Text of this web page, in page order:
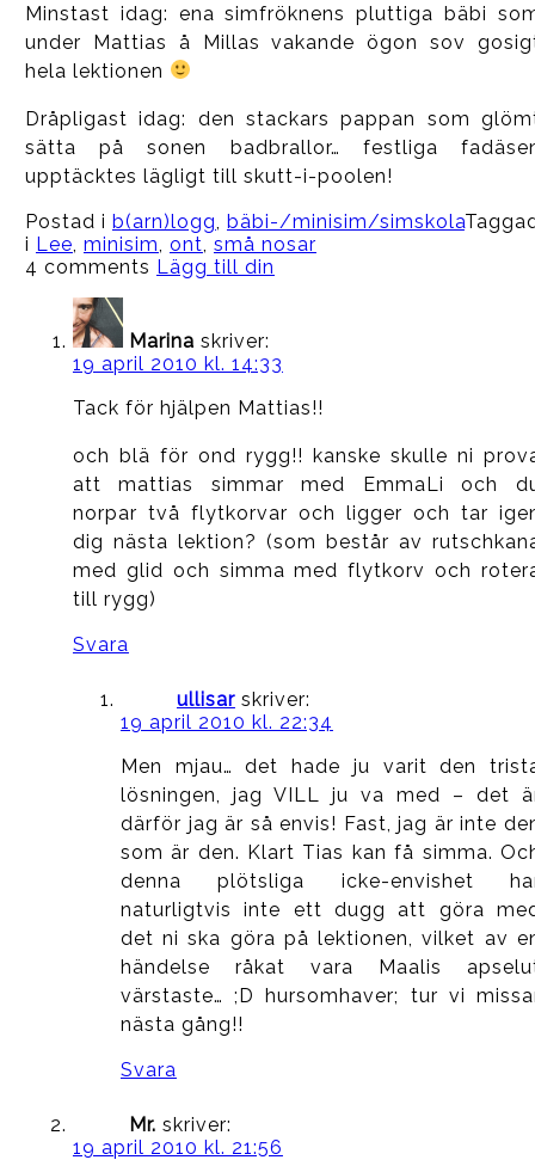
Minstast idag: ena simfröknens pluttiga bäbi
under Mattias å Millas vakande ögon sov
hela lektionen
Dråpligast idag: den stackars pappan som
sätta på sonen badbrallor… festliga
upptäcktes lägligt till skutt-i-poolen!
Postad i b(arn)logg, bäbi-/minisim/simskola
i Lee, minisim, ont, små nosar
4 comments Lägg till din
Marina skriver:
19 april 2010 kl. 14:33
Tack för hjälpen Mattias!!
och blä för ond rygg!! kanske skulle ni
att mattias simmar med EmmaLi och
norpar två flytkorvar och ligger och tar
dig nästa lektion? (som består av
med glid och simma med flytkorv och
till rygg)
Svara
ullisar skriver:
19 april 2010 kl. 22:34
Men mjau… det hade ju varit den
lösningen, jag VILL ju va med – det
därför jag är så envis! Fast, jag är inte
som är den. Klart Tias kan få simma.
denna plötsliga icke-envishet
naturligtvis inte ett dugg att göra
det ni ska göra på lektionen, vilket av
händelse råkat vara Maalis
värstaste… ;D hursomhaver; tur vi
nästa gång!!
Svara
Mr. skriver:
19 april 2010 kl. 21:56